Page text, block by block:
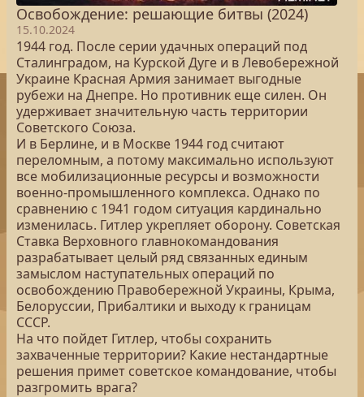
Освобождение: решающие битвы (2024)
15.10.2024
1944 год. После серии удачных операций под
Сталинградом, на Курской Дуге и в Левобережной
Украине Красная Армия занимает выгодные
рубежи на Днепре. Но противник еще силен. Он
удерживает значительную часть территории
Советского Союза.
И в Берлине, и в Москве 1944 год считают
переломным, а потому максимально используют
все мобилизационные ресурсы и возможности
военно-промышленного комплекса. Однако по
сравнению с 1941 годом ситуация кардинально
изменилась. Гитлер укрепляет оборону. Советская
Ставка Верховного главнокомандования
разрабатывает целый ряд связанных единым
замыслом наступательных операций по
освобождению Правобережной Украины, Крыма,
Белоруссии, Прибалтики и выходу к границам
СССР.
На что пойдет Гитлер, чтобы сохранить
захваченные территории? Какие нестандартные
решения примет советское командование, чтобы
разгромить врага?